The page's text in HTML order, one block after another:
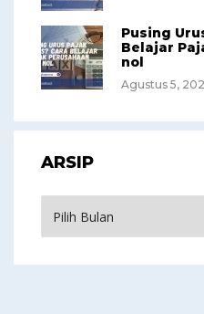
Pusing
Belajar
nol
Agustus 5,
ARSIP